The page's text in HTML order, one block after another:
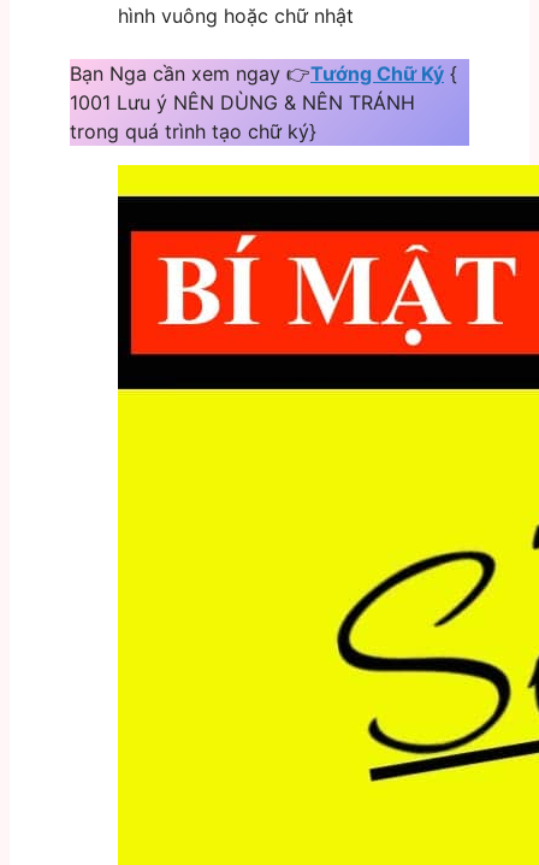
hình vuông hoặc chữ nhật
Bạn Nga cần xem ngay 👉Tướng Chữ Ký {
1001 Lưu ý NÊN DÙNG & NÊN TRÁNH
trong quá trình tạo chữ ký}